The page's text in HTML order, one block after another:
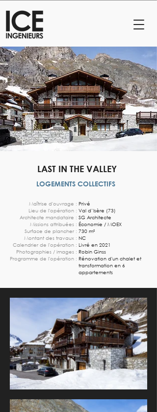
LAST IN THE VALLEY
LOGEMENTS COLLECTIFS
Maîtrise d'ouvrage :
Lieu de l'opération :
Architecte mandataire :
Missions attribuées :
Surface de plancher :
Montant des travaux :
Calendrier de l'opération :
Photographies / images :
Programme de l'opération :
Privé
Val d’Isère (73)
SG Architecte
Économie / MOEX
730 m²
NC
Livré en 2021
Robin Ginss
Rénovation d'un chalet et
transformation en 6
appartements